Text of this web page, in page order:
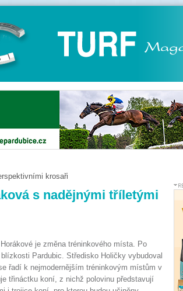
krosaři
s nadějnými tříletými
je změna tréninkového místa. Po
Pardubic. Středisko Holičky vybudoval
řadí k nejmodernějším tréninkovým místům v
třináctku koní, z nichž polovinu představují